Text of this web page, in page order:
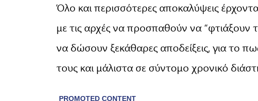
Όλο και περισσότερες αποκαλύψεις
με τις αρχές να προσπαθούν να “φτιάξουν
να δώσουν ξεκάθαρες αποδείξεις, για το
τους και μάλιστα σε σύντομο χρονικό